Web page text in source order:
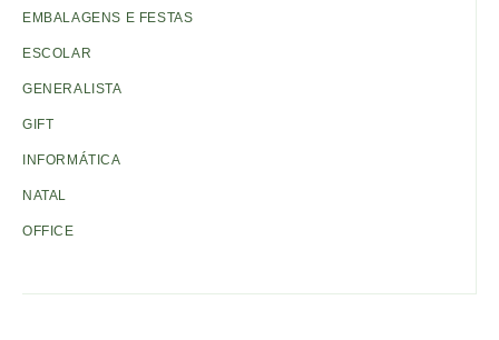
EMBALAGENS E FESTAS
ESCOLAR
GENERALISTA
GIFT
INFORMÁTICA
NATAL
OFFICE